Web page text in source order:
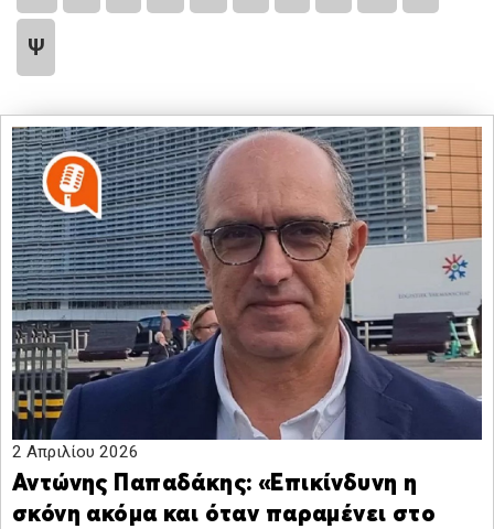
Ψ
2 Απριλίου 2026
Αντώνης Παπαδάκης: «Επικίνδυνη η
σκόνη ακόμα και όταν παραμένει στο